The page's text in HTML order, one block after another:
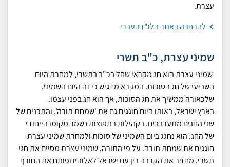
עצרת.
להרחבה באתר הלו"ז העברי
שמיני עצרת, כ"ב תשרי
שמיני עצרת הוא חג מקראי שחל בכ"ב בתשרי, למחרת היום
השביעי של חג הסוכות. המקרא מדגיש כי זה היום השמיני,
שלכאורה ממשיך את חג הסוכות, אך הוא חג בפני עצמו.
בארץ ישראל, באותו היום חוגגים גם את 'שמחת תורה', והתכנים של
שני החגים מתערבבים. בקהילות בתפוצות נשמר מקומו הייחודי
של החג. הוא נחגג ביום השמיני של סוכות ולמחרת שמיני עצרת
חוגגים את שמחת תורה. על פי התורה, שמיני עצרת מסיים את חגי
תשרי, מחזיר את הקרבה בין עם ישראל לאלוהיו ופותח את החורף